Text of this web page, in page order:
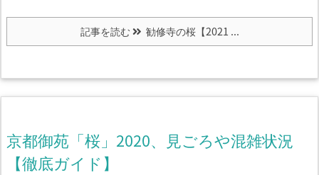
記事を読む 勧修寺の桜【2021 ...
京都御苑「桜」2020、見ごろや混雑状況
【徹底ガイド】